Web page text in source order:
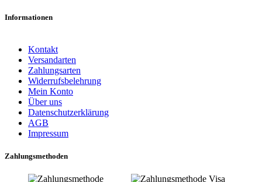
Informationen
Kontakt
Versandarten
Zahlungsarten
Widerrufsbelehrung
Mein Konto
Über uns
Datenschutzerklärung
AGB
Impressum
Zahlungsmethoden